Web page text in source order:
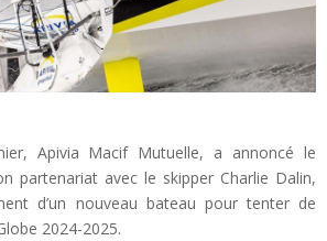
Apivia Macif Mutuelle, a annoncé le
partenariat avec le skipper Charlie Dalin,
d’un nouveau bateau pour tenter de
2024-2025.